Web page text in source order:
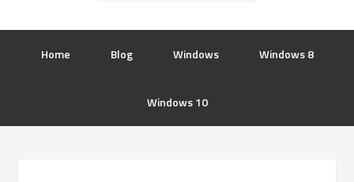
Home Blog Windows Windows 8
Windows 10